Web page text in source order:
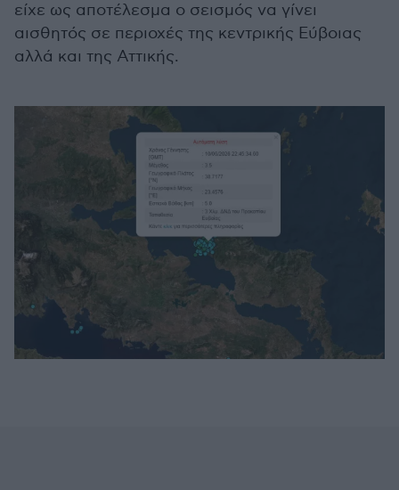
είχε ως αποτέλεσμα ο σεισμός να γίνει
αισθητός σε περιοχές της κεντρικής Εύβοιας
αλλά και της Αττικής.